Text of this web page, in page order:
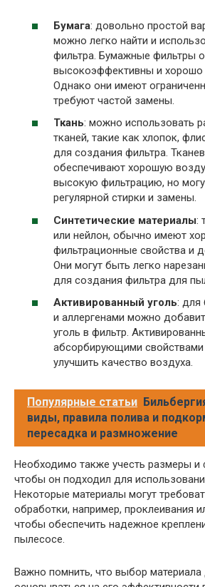
Бумага: довольно простой
можно легко найти и
фильтра. Бумажные фильтры
высокоэффективны и хорошо
Однако они имеют
требуют частой замены.
Ткань: можно использовать
тканей, такие как хлопок,
для создания фильтра.
обеспечивают хорошую
высокую фильтрацию, но
регулярной стирки и замены.
Синтетические материалы:
или нейлон, обычно имеют
фильтрационные свойства и
Они могут быть легко
для создания фильтра для
Активированный уголь: для
и аллергенами можно
уголь в фильтр.
абсорбирующими
улучшить качество воздуха.
Популярные статьи
виды, правила полива и
пересадка и размножение
Необходимо также учесть размеры и
чтобы он подходил для
Некоторые материалы могут
обработки, например, проклеивания
чтобы обеспечить надежное
пылесосе.
Важно помнить, что выбор